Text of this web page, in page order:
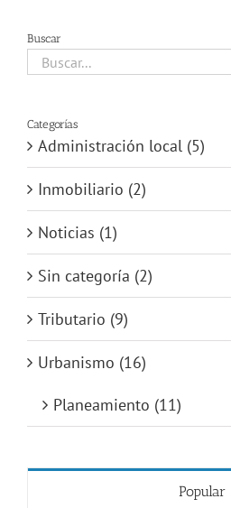
Buscar
Buscar:
Categorías
Administración local (5)
Inmobiliario (2)
Noticias (1)
Sin categoría (2)
Tributario (9)
Urbanismo (16)
Planeamiento (11)
Popular